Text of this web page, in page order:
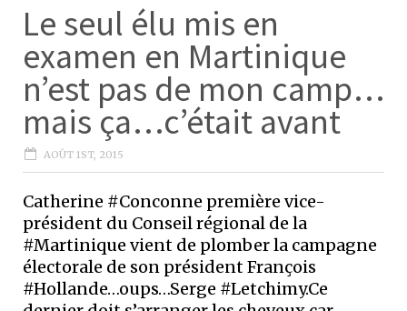
Le seul élu mis en
examen en Martinique
n’est pas de mon camp…
mais ça…c’était avant
AOÛT 1ST, 2015
Catherine #Conconne première vice-
président du Conseil régional de la
#Martinique vient de plomber la campagne
électorale de son président François
#Hollande…oups…Serge #Letchimy.Ce